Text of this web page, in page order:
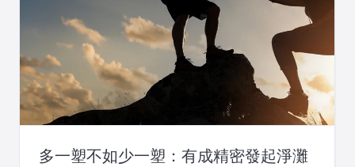
多一塑不如少一塑：有成精密發起淨灘